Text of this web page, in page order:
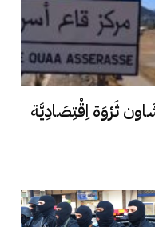
ثَرْوَة اِقْتِصَادِيَّة